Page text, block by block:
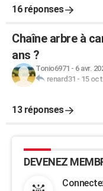
16 réponses
Chaîne arbre à
ans ?
Tonio6971 - 6 avr.
renard31 - 15
13 réponses
DEVENEZ